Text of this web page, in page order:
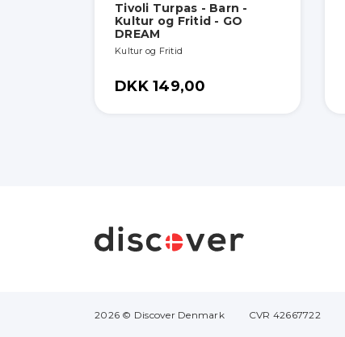
Tivoli Turpas - Barn -
Kultur og Fritid - GO
DREAM
Kultur og Fritid
DKK 149,00
2026 © Discover Denmark CVR 42667722